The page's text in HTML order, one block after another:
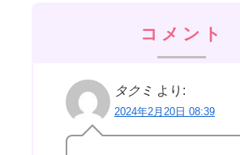
コメント
タクミ より:
2024年2月20日 08:39